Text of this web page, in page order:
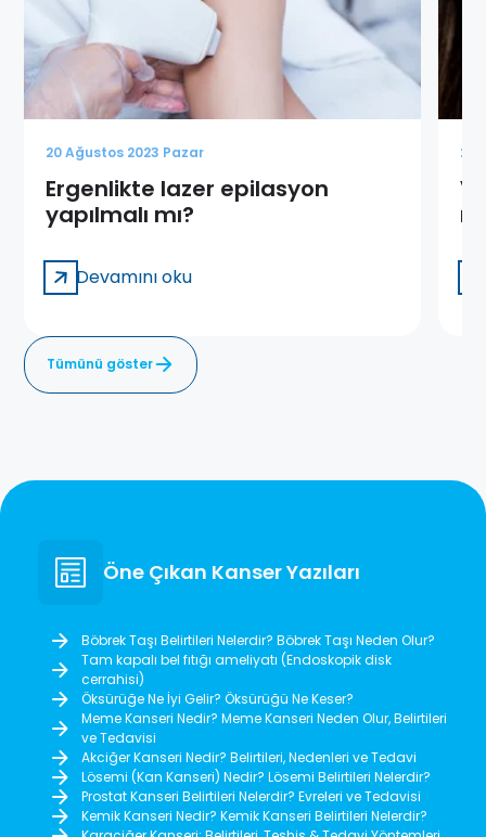
20 Ağustos 2023 Pazar
Ergenlikte lazer epilasyon
yapılmalı mı?
Devamını oku
20
Tümünü göster
Öne Çıkan Kanser Yazıları
Böbrek Taşı Belirtileri Nelerdir? Böbrek Taşı Neden Olur?
Tam kapalı bel fıtığı ameliyatı (Endoskopik disk
cerrahisi)
Öksürüğe Ne İyi Gelir? Öksürüğü Ne Keser?
Meme Kanseri Nedir? Meme Kanseri Neden Olur, Belirtileri
ve Tedavisi
Akciğer Kanseri Nedir? Belirtileri, Nedenleri ve Tedavi
Lösemi (Kan Kanseri) Nedir? Lösemi Belirtileri Nelerdir?
Prostat Kanseri Belirtileri Nelerdir? Evreleri ve Tedavisi
Kemik Kanseri Nedir? Kemik Kanseri Belirtileri Nelerdir?